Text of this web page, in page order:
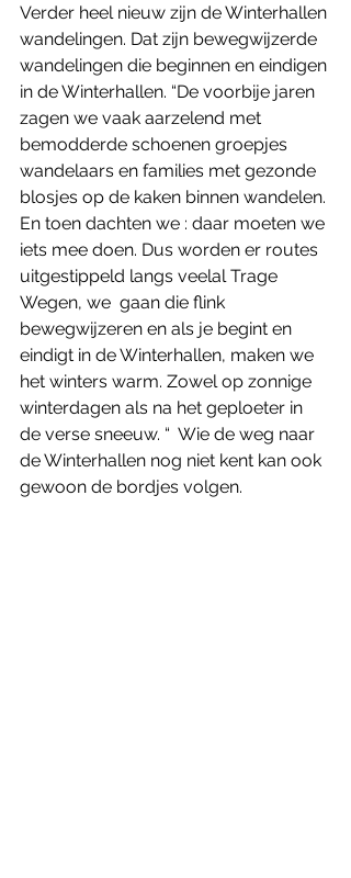
Verder heel nieuw zijn de Winterhallen
wandelingen. Dat zijn bewegwijzerde
wandelingen die beginnen en eindigen
in de Winterhallen. “De voorbije jaren
zagen we vaak aarzelend met
bemodderde schoenen groepjes
wandelaars en families met gezonde
blosjes op de kaken binnen wandelen.
En toen dachten we : daar moeten we
iets mee doen. Dus worden er routes
uitgestippeld langs veelal Trage
Wegen, we  gaan die flink
bewegwijzeren en als je begint en
eindigt in de Winterhallen, maken we
het winters warm. Zowel op zonnige
winterdagen als na het geploeter in
de verse sneeuw. “  Wie de weg naar
de Winterhallen nog niet kent kan ook
gewoon de bordjes volgen.